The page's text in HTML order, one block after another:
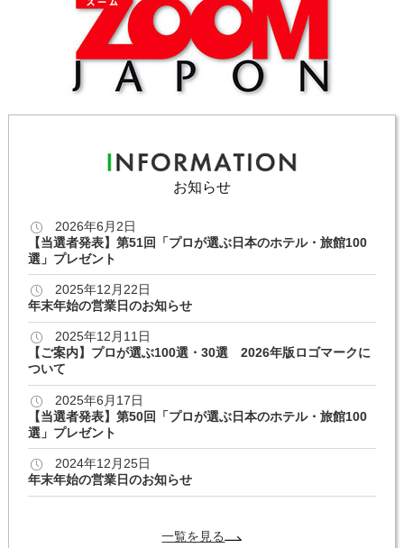
お知らせ
2026年6月2日
【当選者発表】第51回「プロが選ぶ日本のホテル・旅館100
選」プレゼント
2025年12月22日
年末年始の営業日のお知らせ
2025年12月11日
【ご案内】プロが選ぶ100選・30選 2026年版ロゴマークに
ついて
2025年6月17日
【当選者発表】第50回「プロが選ぶ日本のホテル・旅館100
選」プレゼント
2024年12月25日
年末年始の営業日のお知らせ
一覧を見る